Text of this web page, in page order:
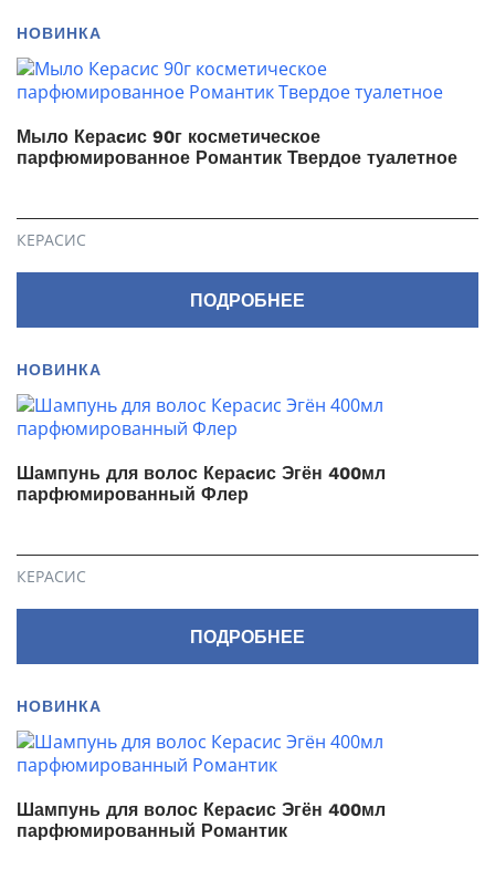
НОВИНКА
Мыло Кераcис 90г косметическое
парфюмированное Романтик Твердое туалетное
КЕРАСИС
ПОДРОБНЕЕ
НОВИНКА
Шампунь для волос Кераcис Эгён 400мл
парфюмированный Флер
КЕРАСИС
ПОДРОБНЕЕ
НОВИНКА
Шампунь для волос Кераcис Эгён 400мл
парфюмированный Романтик